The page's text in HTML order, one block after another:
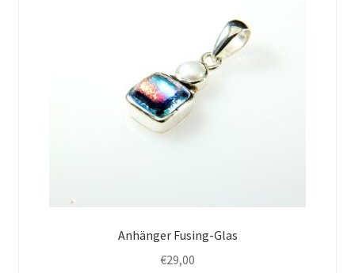
Anhänger Fusing-Glas
€29,00